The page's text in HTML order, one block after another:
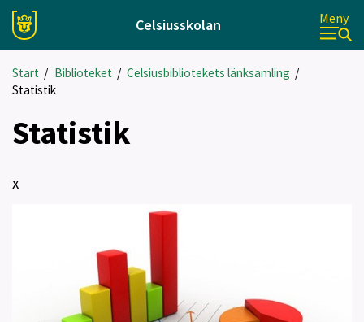
Celsiusskolan Meny
Start / Biblioteket/ Celsiusbibliotekets länksamling /
Statistik
Statistik
x